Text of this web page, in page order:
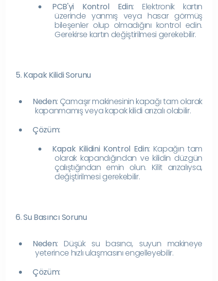
PCB'yi Kontrol Edin: Elektronik kartın
üzerinde yanmış veya hasar görmüş
bileşenler olup olmadığını kontrol edin.
Gerekirse kartın değiştirilmesi gerekebilir.
5. Kapak Kilidi Sorunu
Neden: Çamaşır makinesinin kapağı tam olarak
kapanmamış veya kapak kilidi arızalı olabilir.
Çözüm:
Kapak Kilidini Kontrol Edin: Kapağın tam
olarak kapandığından ve kilidin düzgün
çalıştığından emin olun. Kilit arızalıysa,
değiştirilmesi gerekebilir.
6. Su Basıncı Sorunu
Neden: Düşük su basıncı, suyun makineye
yeterince hızlı ulaşmasını engelleyebilir.
Çözüm: